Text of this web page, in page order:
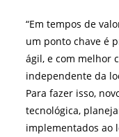
“Em tempos de
um ponto chave é
ágil, e com melhor
independente da
Para fazer isso,
tecnológica,
implementados ao